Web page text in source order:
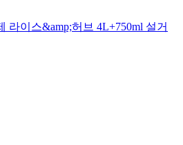
라이스&amp;허브 4L+750ml 설거